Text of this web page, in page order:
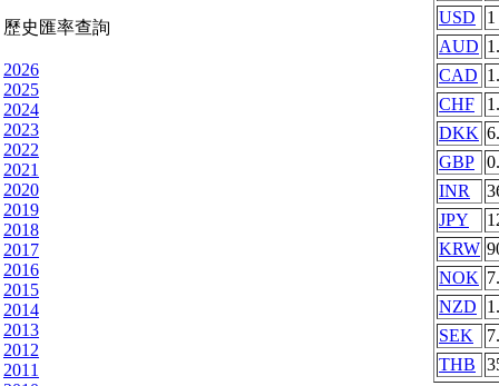
歷史匯率查詢
2026
2025
2024
2023
2022
2021
2020
2019
2018
2017
2016
2015
2014
2013
2012
2011
USD
1
AUD
CAD
CHF
DKK
GBP
INR
JPY
KRW
NOK
NZD
SEK
THB